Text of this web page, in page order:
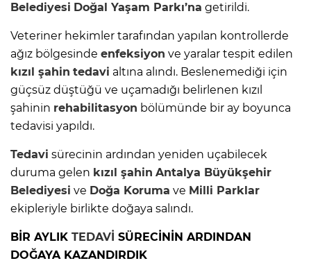
Belediyesi Doğal Yaşam Parkı’na getirildi.
Veteriner hekimler tarafından yapılan kontrollerde
ağız bölgesinde enfeksiyon ve yaralar tespit edilen
kızıl şahin tedavi altına alındı. Beslenemediği için
güçsüz düştüğü ve uçamadığı belirlenen kızıl
şahinin rehabilitasyon bölümünde bir ay boyunca
tedavisi yapıldı.
Tedavi sürecinin ardından yeniden uçabilecek
duruma gelen kızıl şahin Antalya Büyükşehir
Belediyesi ve Doğa Koruma ve Milli Parklar
ekipleriyle birlikte doğaya salındı.
BİR AYLIK TEDAVİ SÜRECİNİN ARDINDAN
DOĞAYA KAZANDIRDIK